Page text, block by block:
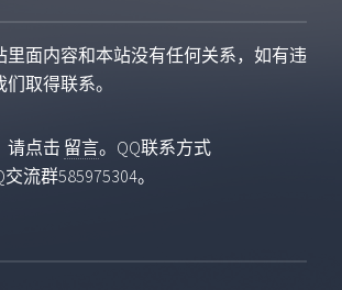
里面内容和本站没有任何关系，如有违
取得联系。
请点击 留言。QQ联系方式
流群585975304。